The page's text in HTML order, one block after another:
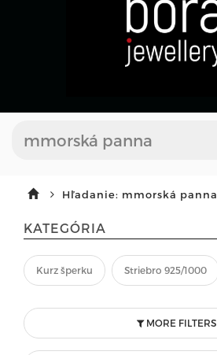
Hľadanie: mmorská panna
KATEGÓRIA
Kurz šperku Striebro 925/1000
MORE FILTERS